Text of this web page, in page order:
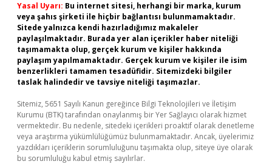
Yasal Uyarı: Bu internet sitesi, herhangi bir marka, kurum
veya şahıs şirketi ile hiçbir bağlantısı bulunmamaktadır.
Sitede yalnızca kendi hazırladığımız makaleler
paylaşılmaktadır. Burada yer alan içerikler haber niteliği
taşımamakta olup, gerçek kurum ve kişiler hakkında
paylaşım yapılmamaktadır. Gerçek kurum ve kişiler ile isim
benzerlikleri tamamen tesadüfidir. Sitemizdeki bilgiler
taslak halindedir ve tavsiye niteliği taşımazlar.
Sitemiz, 5651 Sayılı Kanun gereğince Bilgi Teknolojileri ve İletişim
Kurumu (BTK) tarafından onaylanmış bir Yer Sağlayıcı olarak hizmet
vermektedir. Bu nedenle, sitedeki içerikleri proaktif olarak denetleme
veya araştırma yükümlülüğümüz bulunmamaktadır. Ancak, üyelerimiz
yazdıkları içeriklerin sorumluluğunu taşımakta olup, siteye üye olarak
bu sorumluluğu kabul etmiş sayılırlar.